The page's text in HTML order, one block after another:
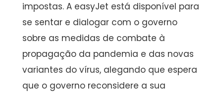
impostas. A easyJet está disponível para
se sentar e dialogar com o governo
sobre as medidas de combate à
propagação da pandemia e das novas
variantes do vírus, alegando que espera
que o governo reconsidere a sua